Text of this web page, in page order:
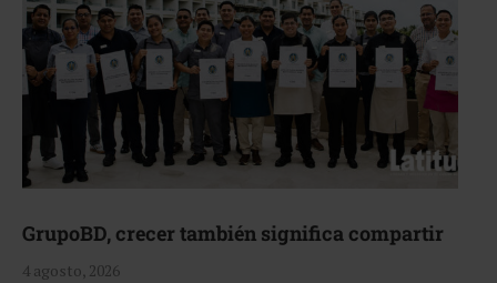
GrupoBD, crecer también significa compartir
4 agosto, 2026